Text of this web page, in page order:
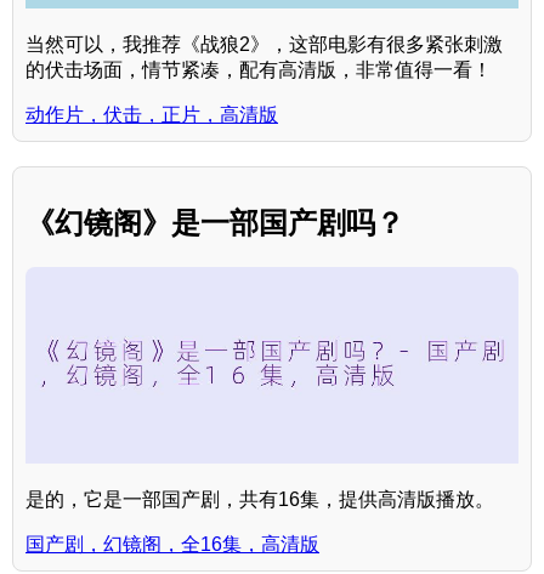
当然可以，我推荐《战狼2》，这部电影有很多紧张刺激
的伏击场面，情节紧凑，配有高清版，非常值得一看！
动作片，伏击，正片，高清版
《幻镜阁》是一部国产剧吗？
是的，它是一部国产剧，共有16集，提供高清版播放。
国产剧，幻镜阁，全16集，高清版